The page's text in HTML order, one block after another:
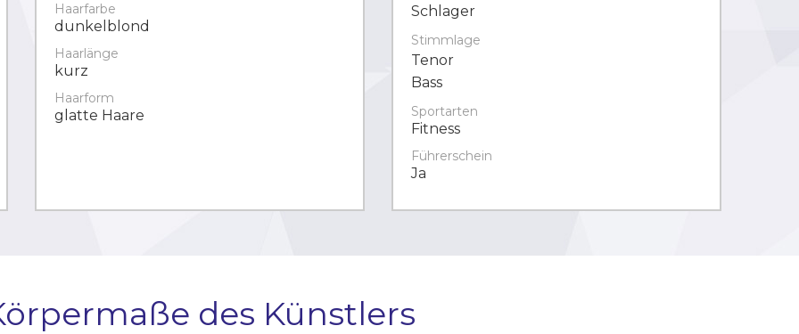
Haarfarbe
dunkelblond
Haarlänge
kurz
Haarform
glatte Haare
Schlager
Stimmlage
Tenor
Bass
Sportarten
Fitness
Führerschein
Ja
des Künstlers